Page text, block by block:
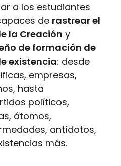
a los estudiantes
de rastrear el
la Creación y
de formación de
existencia: desde
empresas,
hasta
políticos,
átomos,
antídotos,
más.